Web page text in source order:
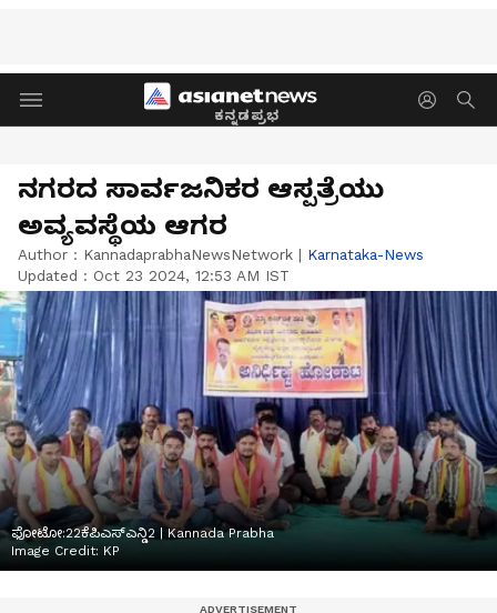
ಕನ್ನಡಪ್ರಭ
ನಗರದ ಸಾರ್ವಜನಿಕರ ಆಸ್ಪತ್ರೆಯು
ಅವ್ಯವಸ್ಥೆಯ ಆಗರ
Author : KannadaprabhaNewsNetwork | Karnataka-News
Updated : Oct 23 2024, 12:53 AM IST
ಫೋಟೋ:22ಕೆಪಿಎಸ್ಎನ್ಡಿ2 | Kannada Prabha
Image Credit: KP